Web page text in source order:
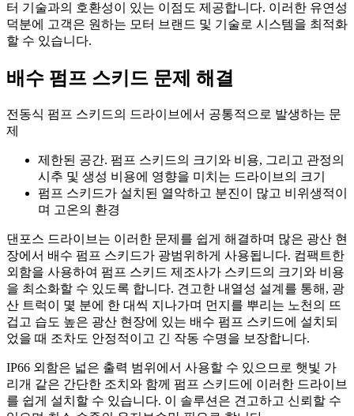
터 기술과의 호환성이 있는 이점도 제공합니다. 이러한 유연성
덕분에 고객은 원하는 모터 브랜드 및 기술로 시스템을 최적화
할 수 있습니다.
배수 펌프 스키드 문제 해결
전동식 펌프 스키드의 드라이브에서 공통적으로 발생하는 문
제
제한된 공간. 펌프 스키드의 크기와 비용, 그리고 관정의
시추 및 생성 비용에 영향을 미치는 드라이브의 크기
펌프 스키드가 설치된 열악하고 분진이 많고 비위생적이
며 고온의 환경
댄포스 드라이브는 이러한 문제를 쉽게 해결하며 많은 광산 현
장에서 배수 펌프 스키드가 광범위하게 사용됩니다. 컴팩트한
외함을 사용하여 펌프 스키드 제조사가 스키드의 크기와 비용
을 최소화할 수 있도록 합니다. 견고한 내열성 설계를 통해, 광
산 트럭이 몇 분에 한 대씩 지나가며 먼지를 뿌리는 노천의 뜨
겁고 습도 높은 광산 현장에 있는 배수 펌프 스키드에 설치되
었을 때 조차도 안정적이고 긴 작동 수명을 보장합니다.
IP66 외함은 넓은 출력 범위에서 사용할 수 있으므로 햇빛 가
리개 같은 간단한 조치와 함께 펌프 스키드에 이러한 드라이브
를 쉽게 설치할 수 있습니다. 이 솔루션은 견고하고 신뢰할 수